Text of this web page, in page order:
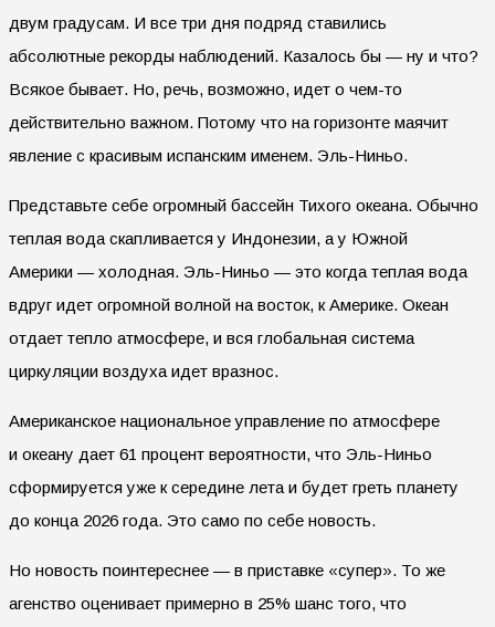
двум градусам. И все три дня подряд ставились
абсолютные рекорды наблюдений. Казалось бы — ну и что?
Всякое бывает. Но, речь, возможно, идет о чем-то
действительно важном. Потому что на горизонте маячит
явление с красивым испанским именем. Эль-Ниньо.
Представьте себе огромный бассейн Тихого океана. Обычно
теплая вода скапливается у Индонезии, а у Южной
Америки — холодная. Эль-Ниньо — это когда теплая вода
вдруг идет огромной волной на восток, к Америке. Океан
отдает тепло атмосфере, и вся глобальная система
циркуляции воздуха идет вразнос.
Американское национальное управление по атмосфере
и океану дает 61 процент вероятности, что Эль-Ниньо
сформируется уже к середине лета и будет греть планету
до конца 2026 года. Это само по себе новость.
Но новость поинтереснее — в приставке «супер». То же
агенство оценивает примерно в 25% шанс того, что